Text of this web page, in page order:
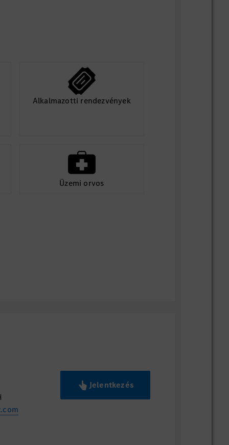
nyelv mindennapos használata
kijelölt partnereinknél
modern, kényelmes munkaruha
intézkedések (vállalati pszichológus,
elleni oltás, egészségnevelő,
Alkalmazotti rendezvények
Üzemi orvos
Jelentkezés